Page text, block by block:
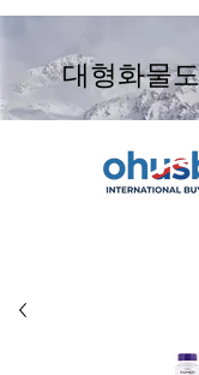
대형화물